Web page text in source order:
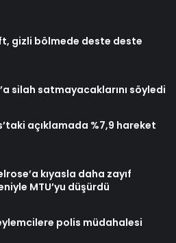
gizli bölmede deste deste
silah satmayacaklarını söyledi
açıklamada %7,9 hareket
kıyasla daha zayıf
MTU’yu düşürdü
polis müdahalesi